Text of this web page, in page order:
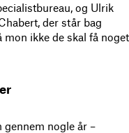
og Ulrik
der står bag
mon ikke de skal få noget
gennem nogle år –